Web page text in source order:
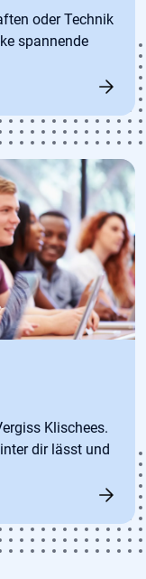
oder Technik
spannende
Klischees.
dir lässt und